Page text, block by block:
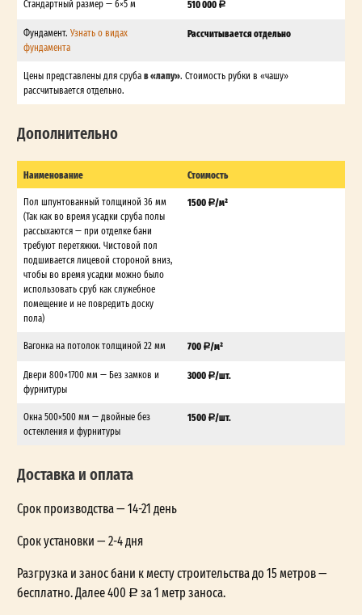
Стандартный размер — 6×5 м 510 000
Фундамент. Узнать о видах
фундамента
Рассчитывается отдельно
Цены представлены для срубав «лапу». Стоимость рубки в «чашу»
рассчитывается отдельно.
Дополнительно
Наименование Стоимость
Пол шпунтованный толщиной 36 мм
(Так как во время усадки сруба полы
рассыхаются — при отделке бани
требуют перетяжки. Чистовой пол
подшивается лицевой стороной вниз,
чтобы во время усадки можно было
использовать сруб как служебное
помещение и не повредить доску
пола)
1500 /м²
Вагонка на потолок толщиной 22 мм 700 /м²
Двери 800×1700 мм — Без замков и
фурнитуры
3000 /шт.
Окна 500×500 мм — двойные без
остекления и фурнитуры
1500 /шт.
Доставка и оплата
Срок производства — 14-21 день
Срок установки — 2-4 дня
Разгрузка и занос бани к месту строительства до 15 метров —
бесплатно. Далее 400
за 1 метр заноса.